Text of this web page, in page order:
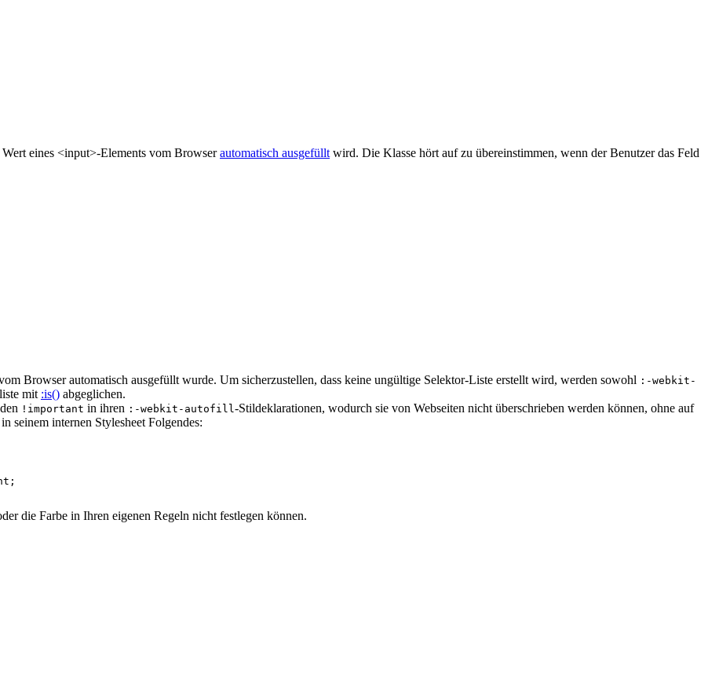
eines <input>-Elements vom Browserautomatisch ausgefüllt wird. Die Klasse hört auf zu übereinstimmen, wenn der Benutzer das Feld
Browser automatisch ausgefüllt wurde. Um sicherzustellen, dass keine ungültige Selektor-Liste erstellt wird, werden sowohl :-webkit-
mit :is() abgeglichen.
!important in ihren :-webkit-autofill -Stildeklarationen, wodurch sie von Webseiten nicht überschrieben werden können, ohne auf
seinem internen Stylesheet Folgendes:
;
die Farbe in Ihren eigenen Regeln nicht festlegen können.